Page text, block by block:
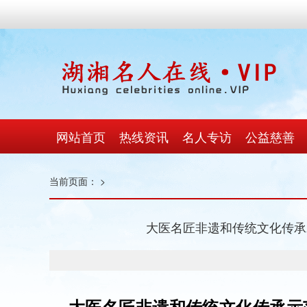
网站首页 热线资讯 名人专访 公益慈善
当前页面： >
大医名匠非遗和传统文化传